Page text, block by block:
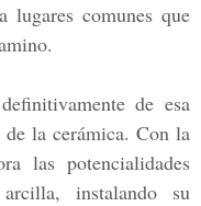
lugares comunes que
de esa
la cerámica. Con la
las potencialidades
instalando su